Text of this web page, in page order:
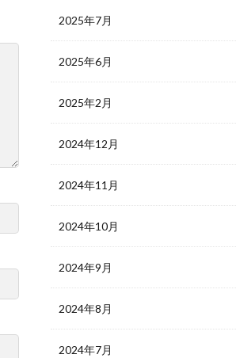
2025年7月
2025年6月
2025年2月
2024年12月
2024年11月
2024年10月
2024年9月
2024年8月
2024年7月